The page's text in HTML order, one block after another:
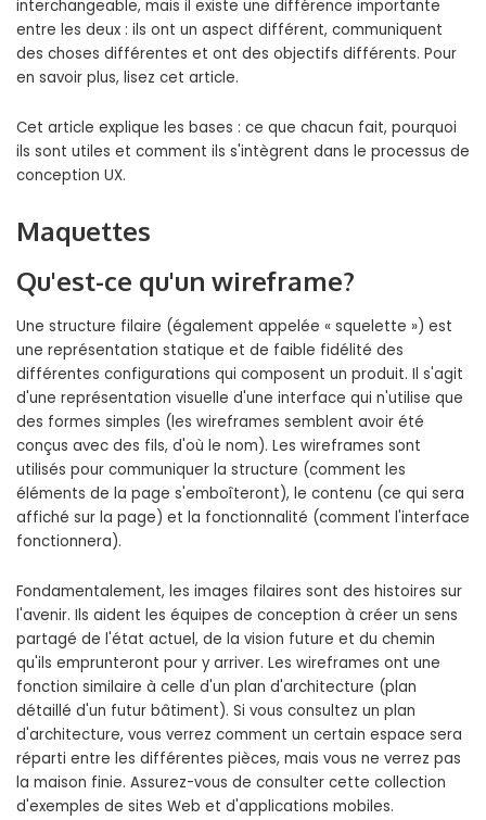
interchangeable, mais il existe une différence importante
entre les deux : ils ont un aspect différent, communiquent
des choses différentes et ont des objectifs différents. Pour
en savoir plus, lisez cet article.
Cet article explique les bases : ce que chacun fait, pourquoi
ils sont utiles et comment ils s'intègrent dans le processus de
conception UX.
Maquettes
Qu'est-ce qu'un wireframe?
Une structure filaire (également appelée « squelette ») est
une représentation statique et de faible fidélité des
différentes configurations qui composent un produit. Il s'agit
d'une représentation visuelle d'une interface qui n'utilise que
des formes simples (les wireframes semblent avoir été
conçus avec des fils, d'où le nom). Les wireframes sont
utilisés pour communiquer la structure (comment les
éléments de la page s'emboîteront), le contenu (ce qui sera
affiché sur la page) et la fonctionnalité (comment l'interface
fonctionnera).
Fondamentalement, les images filaires sont des histoires sur
l'avenir. Ils aident les équipes de conception à créer un sens
partagé de l'état actuel, de la vision future et du chemin
qu'ils emprunteront pour y arriver. Les wireframes ont une
fonction similaire à celle d'un plan d'architecture (plan
détaillé d'un futur bâtiment). Si vous consultez un plan
d'architecture, vous verrez comment un certain espace sera
réparti entre les différentes pièces, mais vous ne verrez pas
la maison finie. Assurez-vous de consulter cette collection
d'exemples de sites Web et d'applications mobiles.